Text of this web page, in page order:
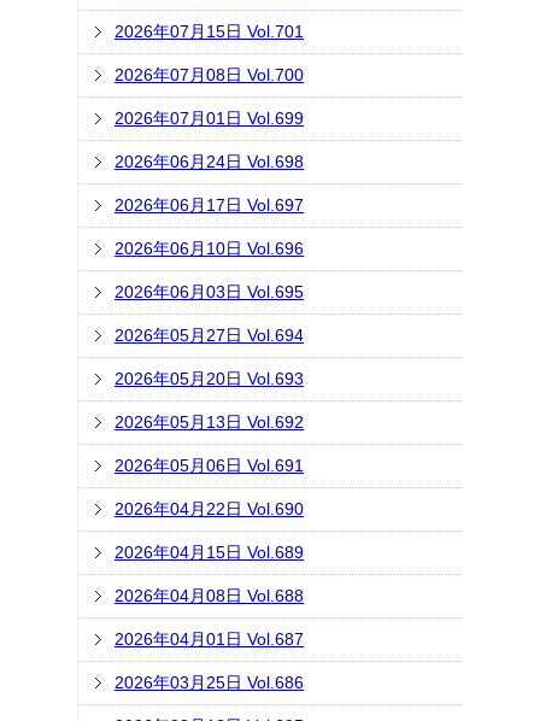
2026年07月15日 Vol.701
2026年07月08日 Vol.700
2026年07月01日 Vol.699
2026年06月24日 Vol.698
2026年06月17日 Vol.697
2026年06月10日 Vol.696
2026年06月03日 Vol.695
2026年05月27日 Vol.694
2026年05月20日 Vol.693
2026年05月13日 Vol.692
2026年05月06日 Vol.691
2026年04月22日 Vol.690
2026年04月15日 Vol.689
2026年04月08日 Vol.688
2026年04月01日 Vol.687
2026年03月25日 Vol.686